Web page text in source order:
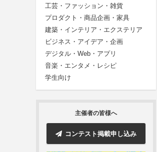
工芸・ファッション・雑貨
プロダクト・商品企画・家具
建築・インテリア・エクステリア
ビジネス・アイデア・企画
デジタル・Web・アプリ
音楽・エンタメ・レシピ
学生向け
主催者の皆様へ
コンテスト掲載申し込み